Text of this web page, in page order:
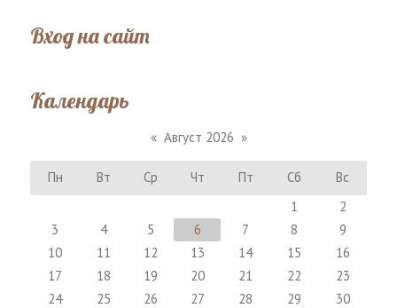
Вход на сайт
Календарь
« Август 2026 »
Пн Вт Ср Чт Пт Сб
Вс
1
2
3
4 5 6 7 8
9
10
11 12 13 14 15
16
17
18 19 20 21 22
23
24
25 26 27 28 29
30